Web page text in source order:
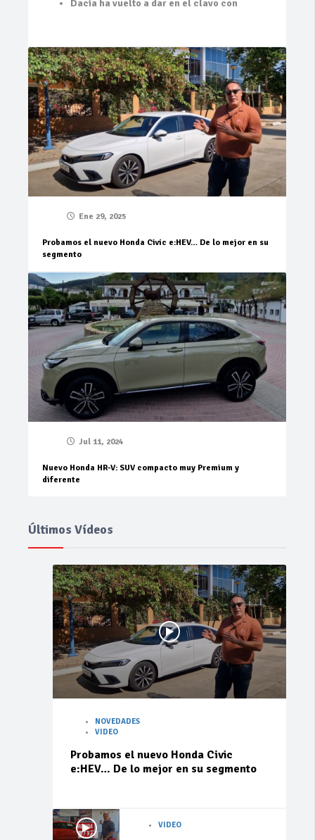
Dacia ha vuelto a dar en el clavo con
Ene 29, 2025
Probamos el nuevo Honda Civic e:HEV… De lo mejor en su
segmento
Jul 11, 2024
Nuevo Honda HR-V: SUV compacto muy Premium y
diferente
Últimos Vídeos
NOVEDADES
VIDEO
Probamos el nuevo Honda Civic
e:HEV… De lo mejor en su segmento
VIDEO